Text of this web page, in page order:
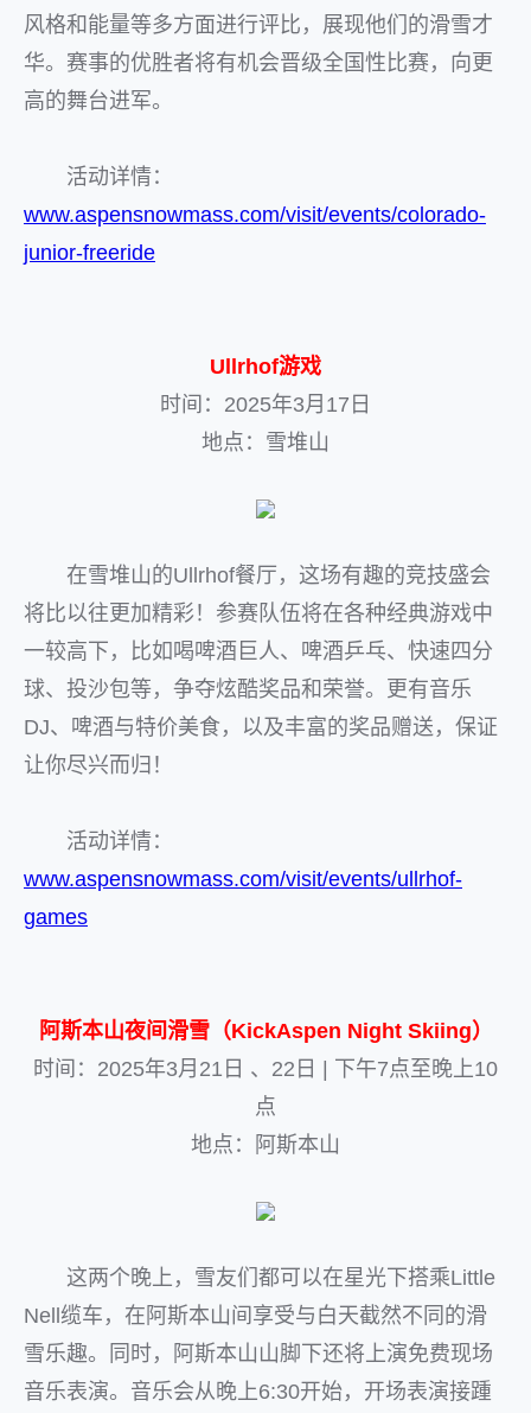
风格和能量等多方面进行评比，展现他们的滑雪才
华。赛事的优胜者将有机会晋级全国性比赛，向更
高的舞台进军。
活动详情：
www.aspensnowmass.com/visit/events/colorado-
junior-freeride
Ullrhof游戏
时间：2025年3月17日
地点：雪堆山
在雪堆山的Ullrhof餐厅，这场有趣的竞技盛会
将比以往更加精彩！参赛队伍将在各种经典游戏中
一较高下，比如喝啤酒巨人、啤酒乒乓、快速四分
球、投沙包等，争夺炫酷奖品和荣誉。更有音乐
DJ、啤酒与特价美食，以及丰富的奖品赠送，保证
让你尽兴而归！
活动详情：
www.aspensnowmass.com/visit/events/ullrhof-
games
阿斯本山夜间滑雪（KickAspen Night Skiing）
时间：2025年3月21日 、22日 | 下午7点至晚上10
点
地点：阿斯本山
这两个晚上，雪友们都可以在星光下搭乘Little
Nell缆车，在阿斯本山间享受与白天截然不同的滑
雪乐趣。同时，阿斯本山山脚下还将上演免费现场
音乐表演。音乐会从晚上6:30开始，开场表演接踵